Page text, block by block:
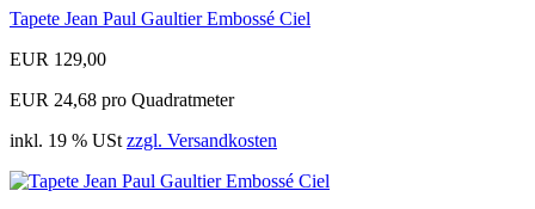
Tapete Jean Paul Gaultier Embossé Ciel
EUR 129,00
EUR 24,68 pro Quadratmeter
inkl. 19 % USt zzgl. Versandkosten